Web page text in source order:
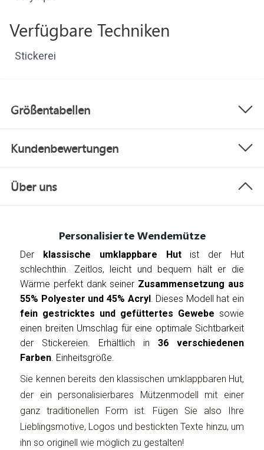
Verfügbare Techniken
Stickerei
Größentabellen
Kundenbewertungen
Über uns
Personalisierte Wendemütze
Der klassische umklappbare Hutist der Hut
schlechthin. Zeitlos, leicht und bequem hält er die
Wärme perfekt dank seiner Zusammensetzung aus
55% Polyester und 45% Acryl . Dieses Modell hat ein
fein gestricktes und gefüttertes Gewebe sowie
einen breiten Umschlag für eine optimale Sichtbarkeit
der Stickereien. Erhältlich in 36 verschiedenen
Farben. Einheitsgröße.
Sie kennen bereits den klassischen umklappbaren Hut,
der ein personalisierbares Mützenmodell mit einer
ganz traditionellen Form ist. Fügen Sie also Ihre
Lieblingsmotive, Logos und bestickten Texte hinzu, um
ihn so originell wie möglich zu gestalten!